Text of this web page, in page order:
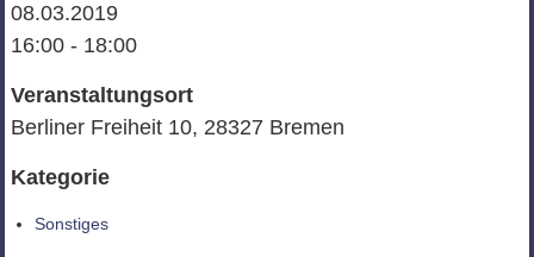
08.03.2019
16:00 - 18:00
Veranstaltungsort
Berliner Freiheit 10, 28327 Bremen
Kategorie
Sonstiges